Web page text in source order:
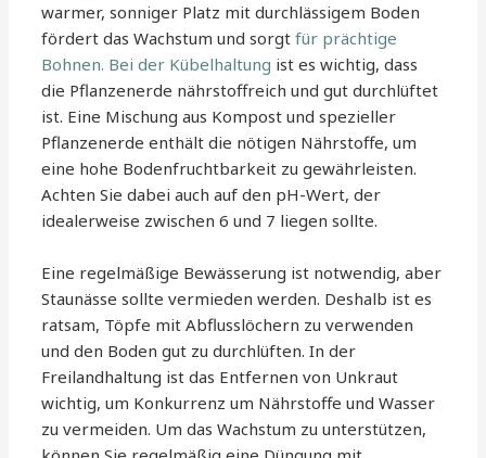
warmer, sonniger Platz mit durchlässigem Boden
fördert das Wachstum und sorgtfür prächtige
Bohnen. Bei der Kübelhaltung ist es wichtig, dass
die Pflanzenerde nährstoffreich und gut durchlüftet
ist. Eine Mischung aus Kompost und spezieller
Pflanzenerde enthält die nötigen Nährstoffe, um
eine hohe Bodenfruchtbarkeit zu gewährleisten.
Achten Sie dabei auch auf den pH-Wert, der
idealerweise zwischen 6 und 7 liegen sollte.
Eine regelmäßige Bewässerung ist notwendig, aber
Staunässe sollte vermieden werden. Deshalb ist es
ratsam, Töpfe mit Abflusslöchern zu verwenden
und den Boden gut zu durchlüften. In der
Freilandhaltung ist das Entfernen von Unkraut
wichtig, um Konkurrenz um Nährstoffe und Wasser
zu vermeiden. Um das Wachstum zu unterstützen,